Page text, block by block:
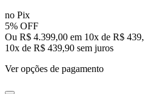
no Pix
5% OFF
Ou R$ 4.399,00 em 10x de R$
10x de R$ 439,90 sem juros
Ver opções de pagamento